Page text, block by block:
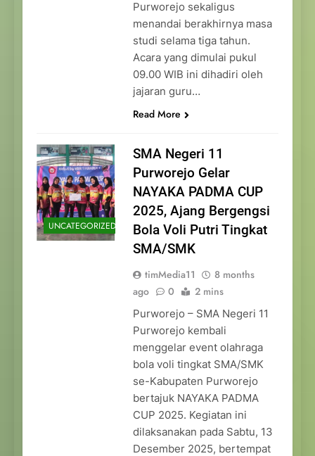
Purworejo sekaligus
menandai berakhirnya masa
studi selama tiga tahun.
Acara yang dimulai pukul
09.00 WIB ini dihadiri oleh
jajaran guru…
Read More
UNCATEGORIZED
SMA Negeri 11
Purworejo Gelar
NAYAKA PADMA CUP
2025, Ajang Bergengsi
Bola Voli Putri Tingkat
SMA/SMK
timMedia11
8 months
ago
0 2 mins
Purworejo – SMA Negeri 11
Purworejo kembali
menggelar event olahraga
bola voli tingkat SMA/SMK
se-Kabupaten Purworejo
bertajuk NAYAKA PADMA
CUP 2025. Kegiatan ini
dilaksanakan pada Sabtu, 13
Desember 2025, bertempat